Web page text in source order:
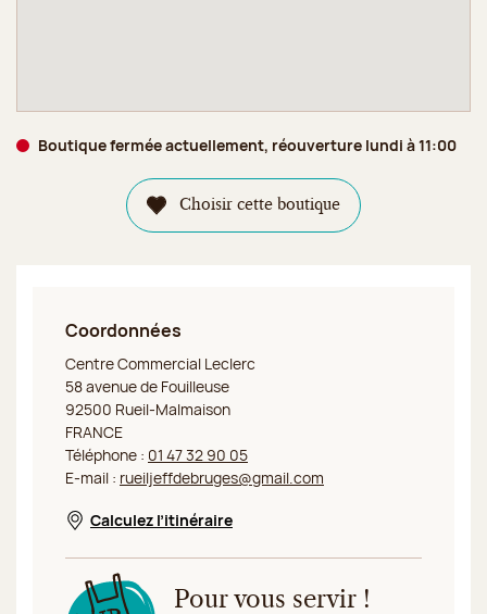
Boutique fermée actuellement, réouverture lundi à 11:00
Choisir cette boutique
Coordonnées
Jeff de Bruges Rueil Malmaison
Centre Commercial Leclerc
58 avenue de Fouilleuse
92500 Rueil-Malmaison
FRANCE
Téléphone : 01 47 32 90 05
E-mail : rueiljeffdebruges@gmail.com
Nouvelle fenêtre
Calculez l’itinéraire
Pour vous servir !